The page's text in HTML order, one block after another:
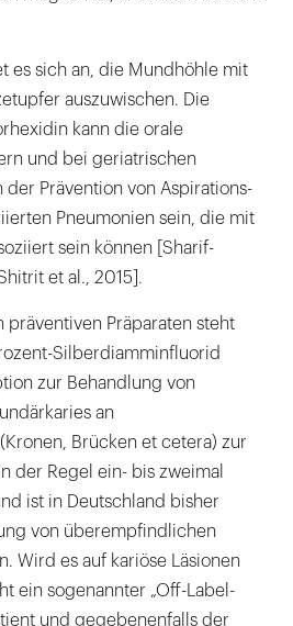
es sich an, die Mundhöhle mit
auszuwischen. Die
kann die orale
und bei geriatrischen
der Prävention von Aspirations-
­Pneumonien sein, die mit
sein können [Sharif-
et al., 2015].
präventiven Präparaten steht
Silberdiamminfluorid
zur Behandlung von
an
Brücken et cetera) zur
der Regel ein- bis zweimal
ist in Deutschland bisher
von überempfindlichen
Wird es auf kariöse Läsionen
ein sogenannter „Off-Label-
und gegebenenfalls der